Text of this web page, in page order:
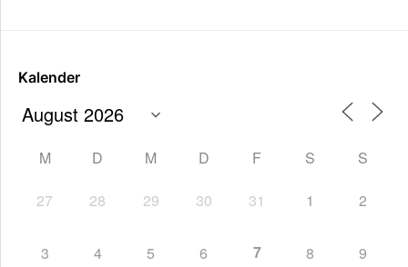
Kalender
M D M D F S S
27 28 29 30 31 1 2
3 4 5 6 7 8 9